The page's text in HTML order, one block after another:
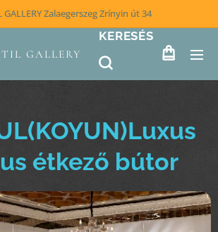
GALLERY Zalaegerszeg Zrínyin út 34
GALLERY
KERESÉS
étkező bútor